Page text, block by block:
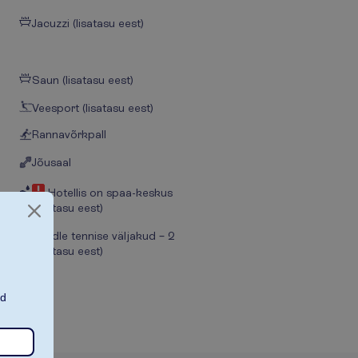
Jacuzzi (lisatasu eest)
Saun (lisatasu eest)
Veesport (lisatasu eest)
Rannavõrkpall
Jõusaal
Hotellis on spaa-keskus
(lisatasu eest)
Paddle tennise väljakud – 2
(lisatasu eest)